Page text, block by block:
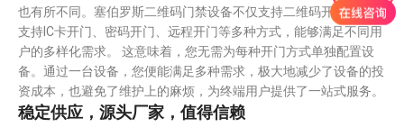
也有所不同。塞伯罗斯二维码门禁设备不仅支持二维码开门，还能
支持IC卡开门、密码开门、远程开门等多种方式，能够满足不同用
户的多样化需求。 这意味着，您无需为每种开门方式单独配置设
备。通过一台设备，您便能满足多种需求，极大地减少了设备的投
资成本，也避免了维护上的麻烦，为终端用户提供了一站式服务。
稳定供应，源头厂家，值得信赖